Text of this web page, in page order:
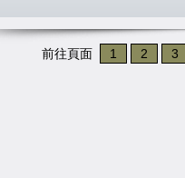
前往頁面 1 2 3